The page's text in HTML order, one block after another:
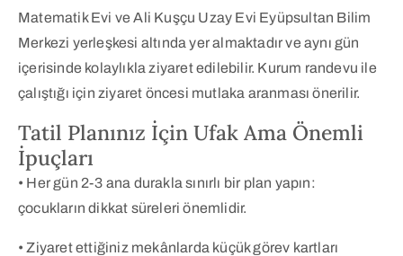
Matematik Evi ve Ali Kuşçu Uzay Evi Eyüpsultan Bilim
Merkezi yerleşkesi altında yer almaktadır ve aynı gün
içerisinde kolaylıkla ziyaret edilebilir. Kurum randevu ile
çalıştığı için ziyaret öncesi mutlaka aranması önerilir.
Tatil Planınız İçin Ufak Ama Önemli
İpuçları
• Her gün 2-3 ana durakla sınırlı bir plan yapın:
çocukların dikkat süreleri önemlidir.
• Ziyaret ettiğiniz mekânlarda küçük görev kartları